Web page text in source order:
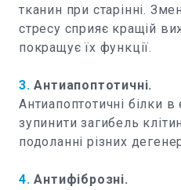
тканин при старінні.
стресу сприяє кращій
покращує їх функції.
3. Антиапоптотичні.
Антиапоптотичні білки в
зупинити загибель
подоланні різних
4. Антифіброзні.